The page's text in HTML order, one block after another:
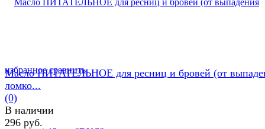
избранное сравнить
Масло ПИТАТЕЛЬНОЕ для ресниц и бровей (от
ломко...
(0)
В наличии
296 руб.